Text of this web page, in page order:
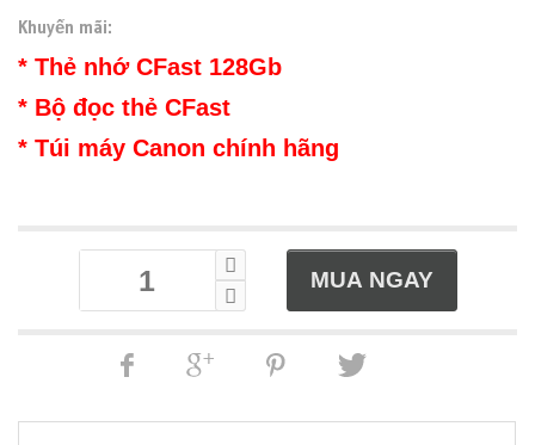
Khuyến mãi:
* Thẻ nhớ CFast 128Gb
* Bộ đọc thẻ CFast
* Túi máy Canon chính hãng